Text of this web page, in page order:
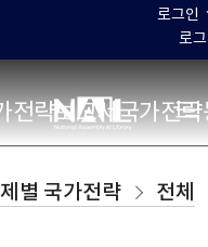
로그인
로
전략보고서 국가전
별 국가전략 전체